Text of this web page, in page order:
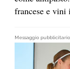
francese e vini
Messaggio pubblicitario